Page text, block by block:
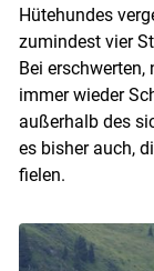
Hütehundes
zumindest vier
Bei
immer wieder
außerhalb des
es bisher auch,
fielen.